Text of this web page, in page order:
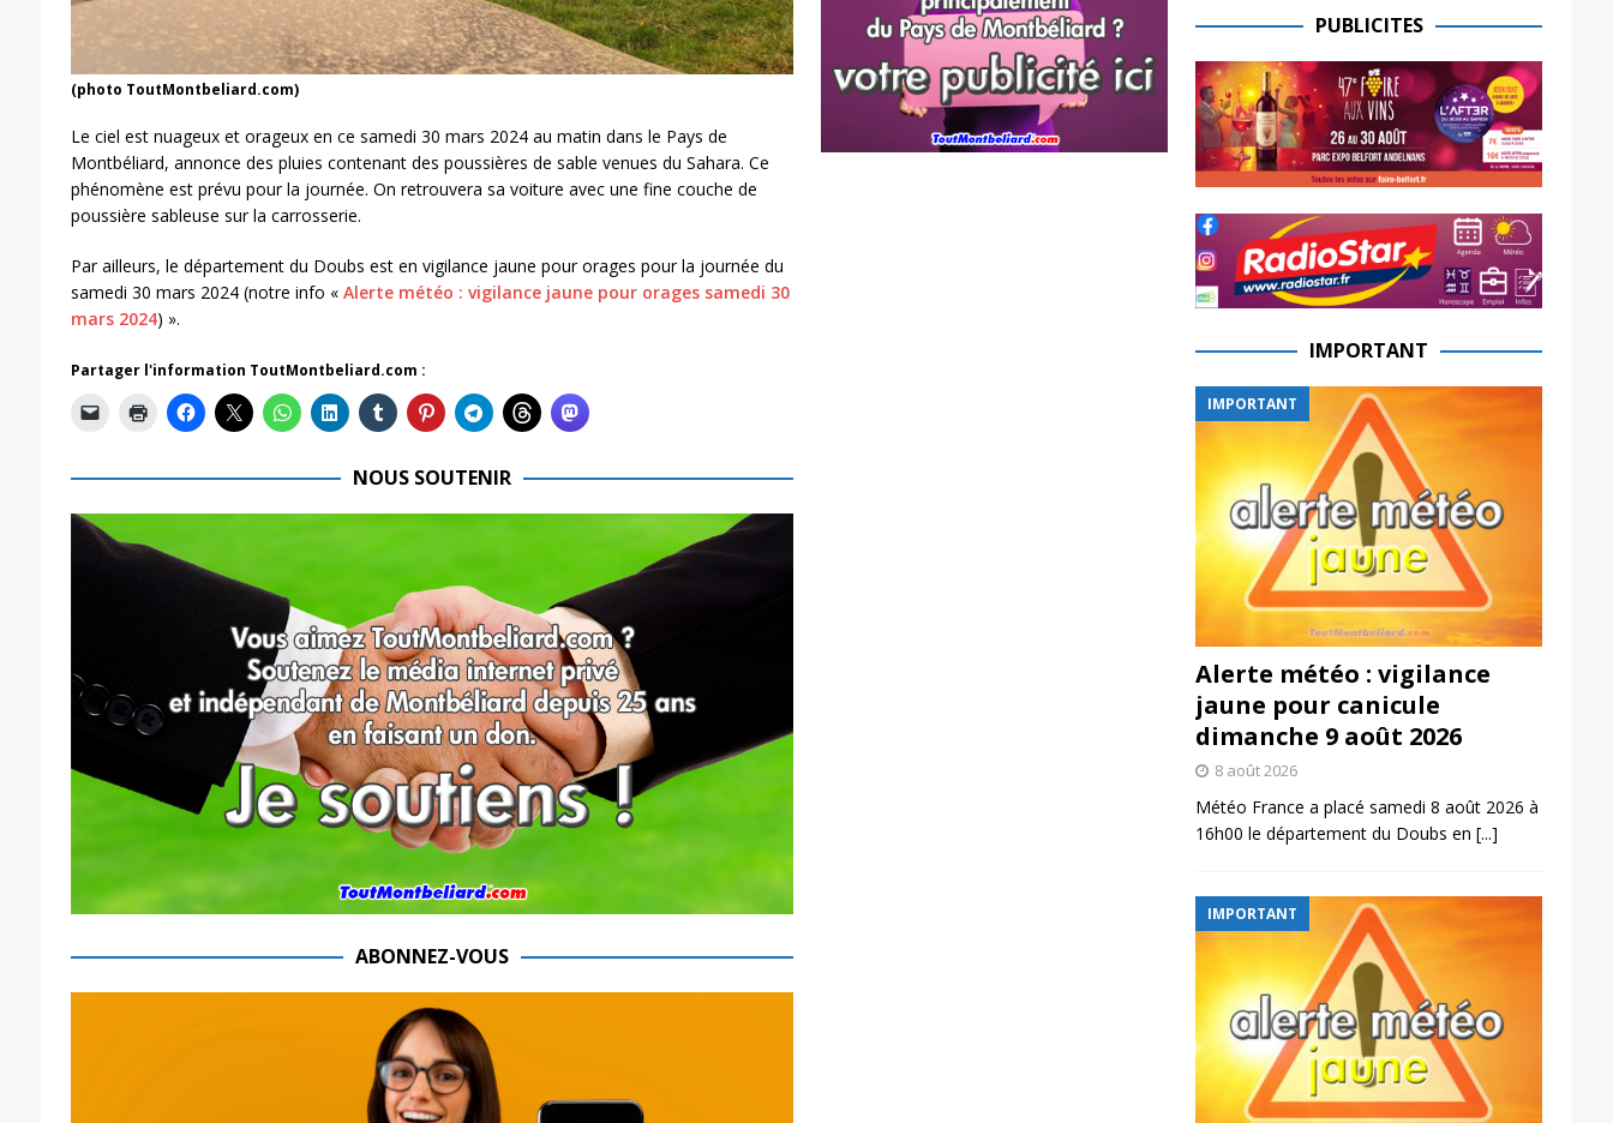
(photo ToutMontbeliard.com)
Le ciel est nuageux et orageux en ce samedi 30 mars 2024 au matin dans le Pays de
Montbéliard, annonce des pluies contenant des poussières de sable venues du Sahara. Ce
phénomène est prévu pour la journée. On retrouvera sa voiture avec une fine couche de
poussière sableuse sur la carrosserie.
Par ailleurs, le département du Doubs est en vigilance jaune pour orages pour la journée du
samedi 30 mars 2024 (notre info « Alerte météo : vigilance jaune pour orages samedi 30
mars 2024) ».
Partager l'information ToutMontbeliard.com :
NOUS SOUTENIR
ABONNEZ-VOUS
PUBLICITES
IMPORTANT
IMPORTANT
Alerte météo : vigilance
jaune pour canicule
dimanche 9 août 2026
8 août 2026
Météo France a placé samedi 8 août 2026 à
16h00 le département du Doubs en [...]
IMPORTANT